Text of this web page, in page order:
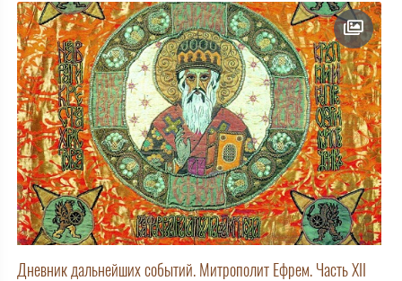
Дневник дальнейших событий. Митрополит Ефрем. Часть XII